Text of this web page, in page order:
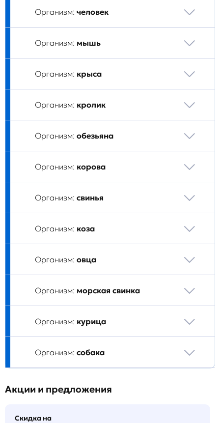
Организм: человек
Организм: мышь
Организм: крыса
Организм: кролик
Организм: обезьяна
Организм: корова
Организм: свинья
Организм: коза
Организм: овца
Организм: морская свинка
Организм: курица
Организм: собака
Акции и предложения
Скидка на